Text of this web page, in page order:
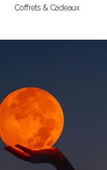
Coffrets & Cadeaux